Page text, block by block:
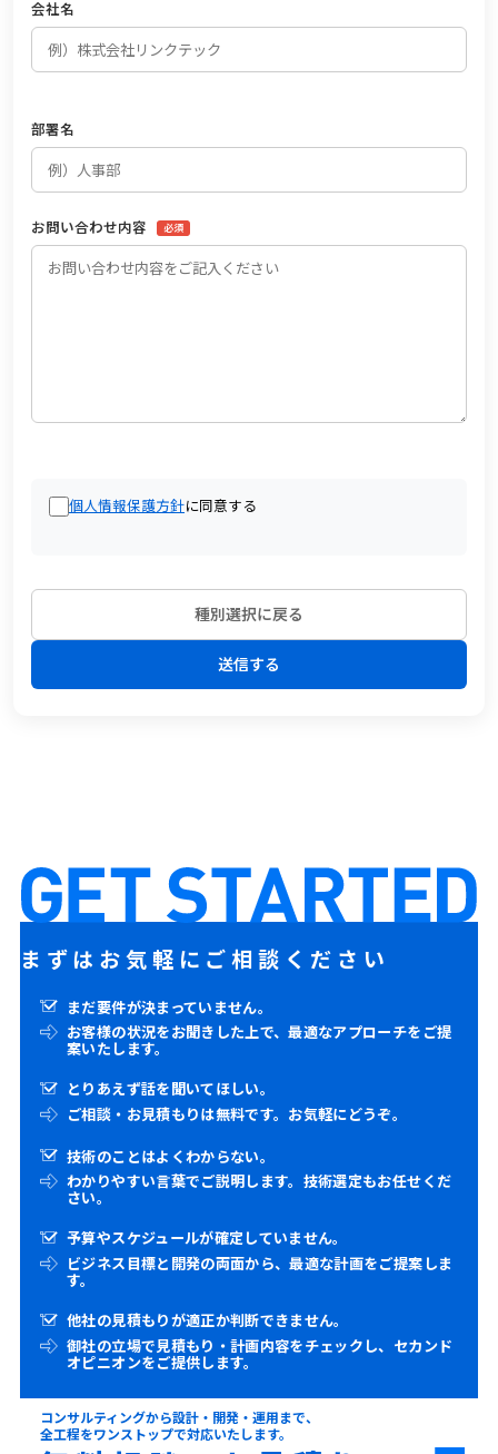
会社名
部署名
お問い合わせ内容 必須
個人情報保護方針に同意する
種別選択に戻る
送信する
まずはお気軽にご相談ください
まだ要件が決まっていません。
お客様の状況をお聞きした上で、最適なアプローチをご提
案いたします。
とりあえず話を聞いてほしい。
ご相談・お見積もりは無料です。お気軽にどうぞ。
技術のことはよくわからない。
わかりやすい言葉でご説明します。技術選定もお任せくだ
さい。
予算やスケジュールが確定していません。
ビジネス目標と開発の両面から、最適な計画をご提案しま
す。
他社の見積もりが適正か判断できません。
御社の立場で見積もり・計画内容をチェックし、セカンド
オピニオンをご提供します。
コンサルティングから設計・開発・運用まで、
全工程をワンストップで対応いたします。